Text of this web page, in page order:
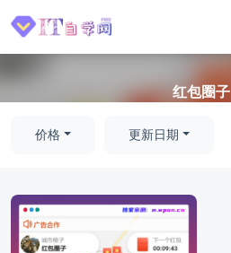
红包圈子
价格 更新日期